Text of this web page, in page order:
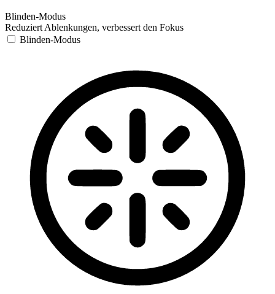
Blinden-Modus
Reduziert Ablenkungen, verbessert den Fokus
Blinden-Modus